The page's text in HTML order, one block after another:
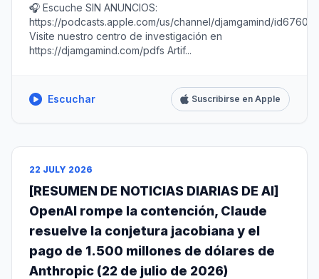
🎧 Escuche SIN ANUNCIOS:
https://podcasts.apple.com/us/channel/djamgamind/
Visite nuestro centro de investigación en
https://djamgamind.com/pdfs Artif...
Escuchar Suscribirse en Apple
22 JULY 2026
[RESUMEN DE NOTICIAS DIARIAS DE AI]
OpenAI rompe la contención, Claude
resuelve la conjetura jacobiana y el
pago de 1.500 millones de dólares de
Anthropic (22 de julio de 2026)